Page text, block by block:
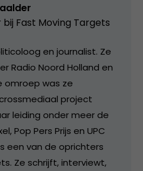
Fast Moving Targets
en journalist. Ze
Radio Noord Holland en
omroep was ze
project
leiding onder meer de
Pop Pers Prijs en UPC
een van de oprichters
Ze schrijft, interviewt,